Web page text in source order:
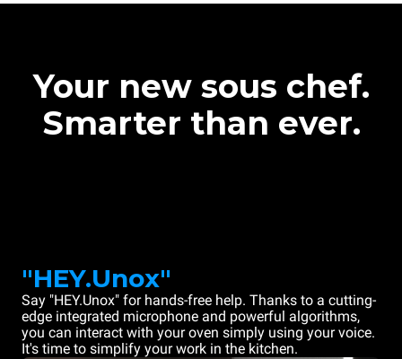
Your new sous chef.
Smarter than ever.
"HEY.Unox"
Say "HEY.Unox" for hands-free help. Thanks to a cutting-
edge integrated microphone and powerful algorithms,
you can interact with your oven simply using your voice.
It's time to simplify your work in the kitchen.